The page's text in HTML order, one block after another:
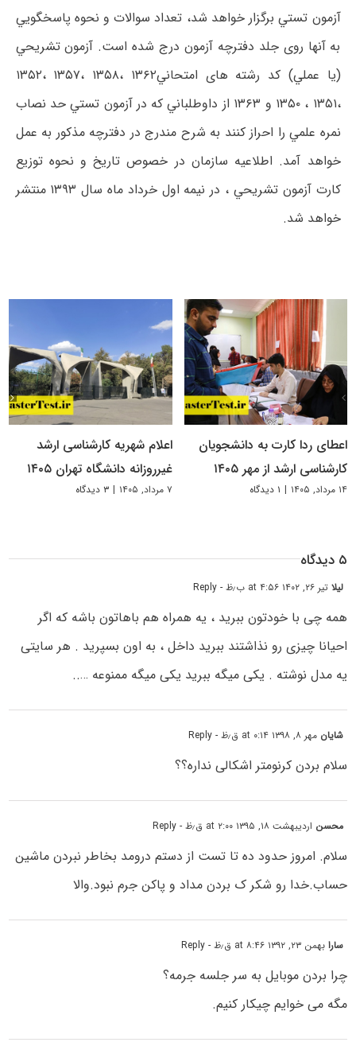
آزﻣﻮن ﺗﺴﺘﻲ ﺑﺮﮔﺰار ﺧﻮاﻫﺪ ﺷﺪ، ﺗﻌﺪاد ﺳﻮاﻻت و ﻧﺤﻮه ﭘﺎﺳﺨﮕﻮﻳﻲ
ﺑﻪ آﻧﻬﺎ روی ﺟﻠﺪ دﻓﺘﺮﭼﻪ آزﻣﻮن درج شده اﺳﺖ. آزﻣﻮن ﺗﺸﺮﻳﺤﻲ
(ﻳﺎ ﻋﻤﻠﻲ) ﻛﺪ رﺷﺘﻪ ﻫﺎی اﻣﺘﺤﺎﻧﻲ۱۳۶۲ ،۱۳۵۸ ،۱۳۵۷ ،۱۳۵۲
،۱۳۵۱ ، ۱۳۵۰ و ۱۳۶۳ از داوﻃﻠﺒﺎﻧﻲ ﻛﻪ در آزﻣﻮن ﺗﺴﺘﻲ ﺣﺪ ﻧﺼﺎب
ﻧﻤﺮه ﻋﻠﻤﻲ را اﺣﺮاز کنند ﺑﻪ ﺷﺮح ﻣﻨﺪرج در دفترچه ﻣﺬﻛﻮر ﺑﻪ ﻋﻤﻞ
ﺧﻮاﻫﺪ آﻣﺪ. اﻃﻼﻋﻴﻪ ﺳﺎزﻣﺎن در ﺧﺼﻮص ﺗﺎرﻳﺦ و ﻧﺤﻮه ﺗﻮزﻳﻊ
ﻛﺎرت آزﻣﻮن ﺗﺸﺮﻳﺤﻲ ، در ﻧﻴﻤﻪ اول ﺧﺮداد ﻣﺎه ﺳﺎل ۱۳۹۳ ﻣﻨﺘﺸﺮ
ﺧﻮاﻫﺪ ﺷﺪ.
اعطای ردا کارت به دانشجویان
کارشناسی ارشد از مهر ۱۴۰۵
۱۴ مرداد, ۱۴۰۵ | ۱ دیدگاه
اعلام شهریه کارشناسی ارشد
غیرروزانه دانشگاه تهران ۱۴۰۵
۷ مرداد, ۱۴۰۵ | ۳ دیدگاه
۵ دیدگاه
لیلاتیر ۲۶, ۱۴۰۲ at ۴:۵۶ ب٫ظ - Reply
همه چی با خودتون ببرید ، یه همراه هم باهاتون باشه که اگر
احیانا چیزی رو نذاشتند ببرید داخل ، به اون بسپرید . هر سایتی
یه مدل نوشته . یکی میگه ببرید یکی میگه ممنوعه …..
شایان مهر ۸, ۱۳۹۸ at ۰:۱۴ ق٫ظ - Reply
سلام بردن کرنومتر اشکالی نداره؟؟
محسن اردیبهشت ۱۸, ۱۳۹۵ at ۲:۰۰ ق٫ظ - Reply
سلام. امروز حدود ده تا تست از دستم درومد بخاطر نبردن ماشین
حساب.خدا رو شکر ک بردن مداد و پاکن جرم نبود.والا
سارابهمن ۲۳, ۱۳۹۲ at ۸:۴۶ ق٫ظ - Reply
چرا بردن موبایل به سر جلسه جرمه؟
مگه می خوایم چیکار کنیم.